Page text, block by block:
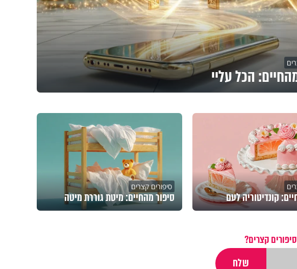
הכל עליי
קונדיטוריה לעם
סיפורים קצרים
סיפור מהחיים: מיטת גוררת מיטה
קצרים?